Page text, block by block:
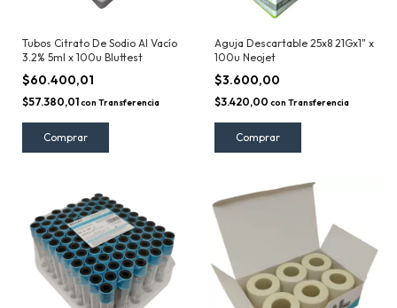
Tubos Citrato De Sodio Al Vacío
3.2% 5ml x 100u Bluttest
$60.400,01
$57.380,01con Transferencia
Aguja Descartable 25x8 21Gx1" x
100u Neojet
$3.600,00
$3.420,00 con Transferencia